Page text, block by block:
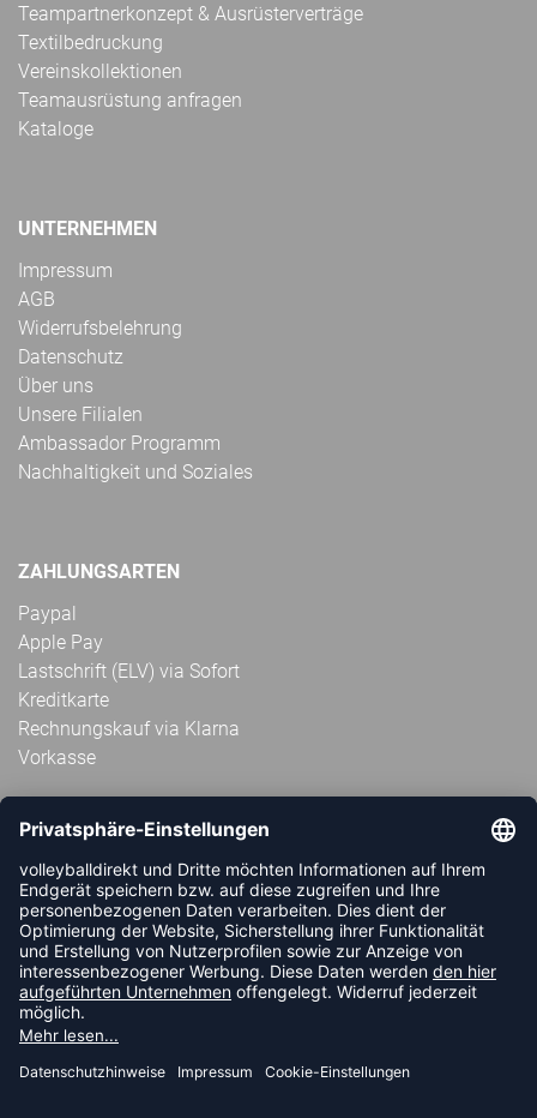
Teampartnerkonzept & Ausrüsterverträge
Textilbedruckung
Vereinskollektionen
Teamausrüstung anfragen
Kataloge
UNTERNEHMEN
Impressum
AGB
Widerrufsbelehrung
Datenschutz
Über uns
Unsere Filialen
Ambassador Programm
Nachhaltigkeit und Soziales
ZAHLUNGSARTEN
Paypal
Apple Pay
Lastschrift (ELV) via Sofort
Kreditkarte
Rechnungskauf via Klarna
Vorkasse
ABONNIERE JETZT DEN KOSTENLOSEN
VOLLEYBALLDIREKT-NEWSLETTER UND VERPASSE KEINE
NEUIGKEIT ODER AKTION MEHR.
JETZT ANMELDEN